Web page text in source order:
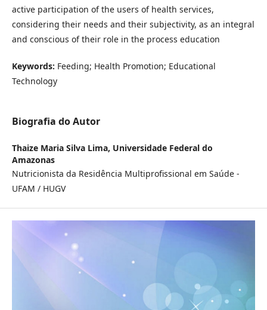
active participation of the users of health services,
considering their needs and their subjectivity, as an integral
and conscious of their role in the process education
Keywords: Feeding; Health Promotion; Educational
Technology
Biografia do Autor
Thaize Maria Silva Lima, Universidade Federal do
Amazonas
Nutricionista da Residência Multiprofissional em Saúde -
UFAM / HUGV